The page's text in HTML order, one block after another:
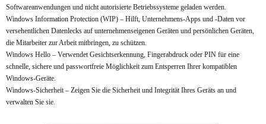
Softwareanwendungen und nicht autorisierte Betriebssysteme geladen werden.
Windows Information Protection (WIP) – Hilft, Unternehmens-Apps und -Daten vor
versehentlichen Datenlecks auf unternehmenseigenen Geräten und persönlichen Geräten,
die Mitarbeiter zur Arbeit mitbringen, zu schützen.
Windows Hello – Verwendet Gesichtserkennung, Fingerabdruck oder PIN für eine
schnelle, sichere und passwortfreie Möglichkeit zum Entsperren Ihrer kompatiblen
Windows-Geräte.
Windows-Sicherheit – Zeigen Sie die Sicherheit und Integrität Ihres Geräts an und
verwalten Sie sie.